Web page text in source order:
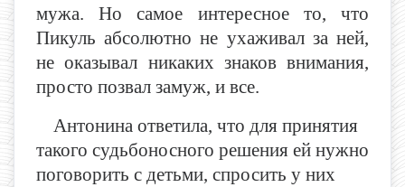
мужа. Но самое интересное то, что
Пикуль абсолютно не ухаживал за ней,
не оказывал никаких знаков внимания,
просто позвал замуж, и все.
Антонина ответила, что для принятия
такого судьбоносного решения ей нужно
поговорить с детьми, спросить у них